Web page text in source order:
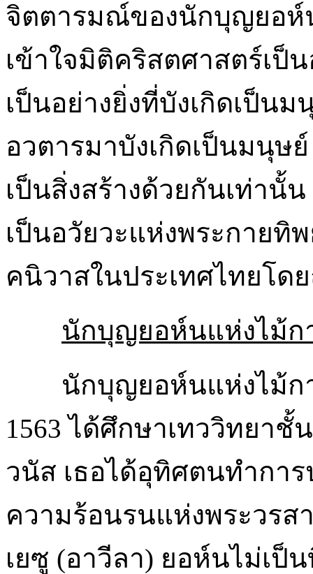
จิตตารมณ์ของนักบุญยอห์
เข้าใจมิติคริสตศาสตร์เป็
เป็นอย่างยิ่งที่บังเกิดเป็น
อวตารมาบังเกิดเป็นมนุษ
เป็นสิ่งสร้างด้วยกันเท่านั้
เป็นอวัยวะแห่งพระกายทิ
คนิวาสในประเทศไทยโด
นักบุญยอห์นแห่งไม้ก
นักบุญยอห์นแห่งไม้กาง
1563 ได้ศึกษาเทววิทยา
วนัส เธอได้อุทิศตนทำกา
ความร้อนรนแห่งพระวรส
เยซู (อาวีลา) ยอห์นไม่เ